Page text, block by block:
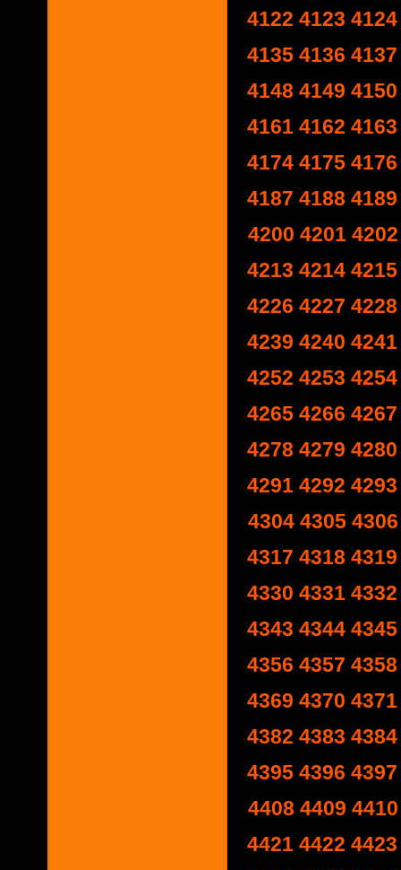
4122 4123 4124
4135 4136 4137
4148 4149 4150
4161 4162 4163
4174 4175 4176
4187 4188 4189
4200 4201 4202
4213 4214 4215
4226 4227 4228
4239 4240 4241
4252 4253 4254
4265 4266 4267
4278 4279 4280
4291 4292 4293
4304 4305 4306
4317 4318 4319
4330 4331 4332
4343 4344 4345
4356 4357 4358
4369 4370 4371
4382 4383 4384
4395 4396 4397
4408 4409 4410
4421 4422 4423